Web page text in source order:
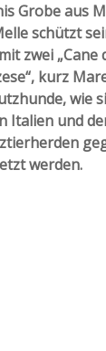
Grobe aus
schützt
zwei „Cane
kurz
wie
Italien und
werden.